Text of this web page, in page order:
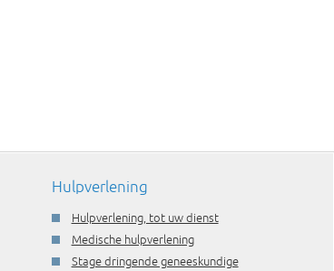
Hulpverlening
Hulpverlening, tot uw dienst
Medische hulpverlening
Stage dringende geneeskundige